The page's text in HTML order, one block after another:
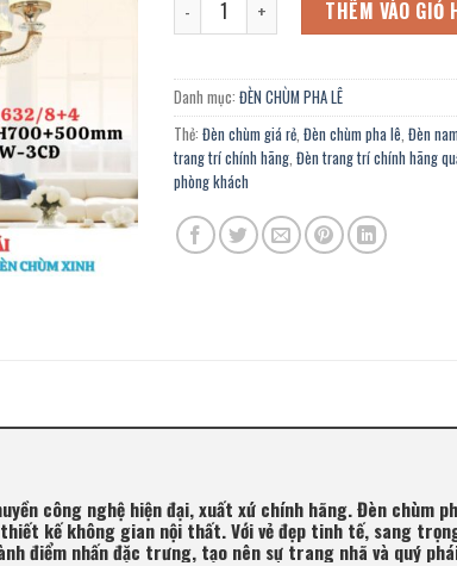
THÊM VÀO GIỎ
Danh mục: ĐÈN CHÙM PHA LÊ
Thẻ: Đèn chùm giá rẻ Đèn chùm pha lê Đèn
trang trí chính hãng Đèn trang trí chính hãng
phòng khách
công nghệ hiện đại, xuất xứ chính hãng. Đèn chùm
kế không gian nội thất. Với vẻ đẹp tinh tế, sang
điểm nhấn đặc trưng, tạo nên sự trang nhã và quý